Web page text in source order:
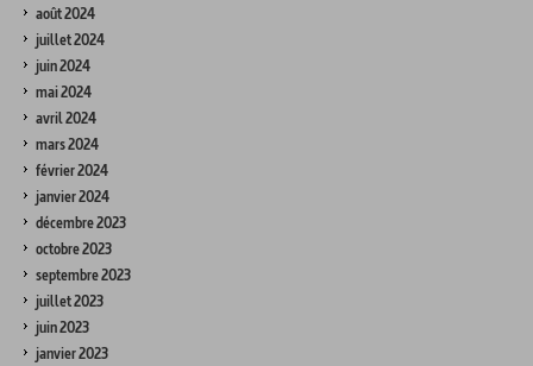
août 2024
juillet 2024
juin 2024
mai 2024
avril 2024
mars 2024
février 2024
janvier 2024
décembre 2023
octobre 2023
septembre 2023
juillet 2023
juin 2023
janvier 2023